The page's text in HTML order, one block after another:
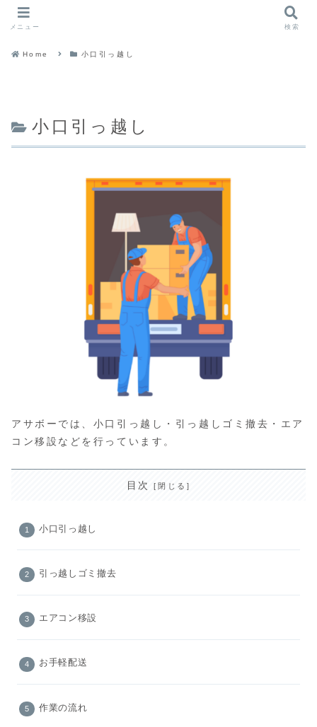
Home 小口引っ越し
小口引っ越し
アサボーでは、小口引っ越し・引っ越しゴミ撤去・エア
コン移設などを行っています。
目次
小口引っ越し
引っ越しゴミ撤去
エアコン移設
お手軽配送
作業の流れ
メニュー 検索